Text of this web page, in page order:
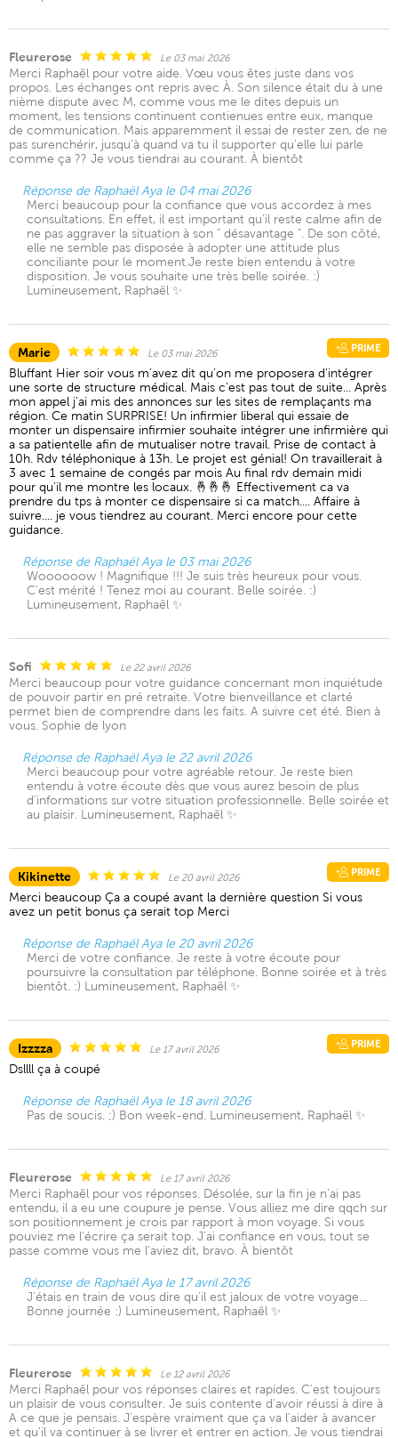
Fleurerose Le 03 mai 2026
Merci Raphaël pour votre aide. Vœu vous êtes juste dans vos
propos. Les échanges ont repris avec À. Son silence était du à une
nième dispute avec M, comme vous me le dites depuis un
moment, les tensions continuent contienues entre eux, manque
de communication. Mais apparemment il essai de rester zen, de ne
pas surenchérir, jusqu'à quand va tu il supporter qu'elle lui parle
comme ça ?? Je vous tiendrai au courant. À bientôt
Réponse de Raphaël Aya le 04 mai 2026
Merci beaucoup pour la confiance que vous accordez à mes
consultations. En effet, il est important qu’il reste calme afin de
ne pas aggraver la situation à son " désavantage ". De son côté,
elle ne semble pas disposée à adopter une attitude plus
conciliante pour le moment.Je reste bien entendu à votre
disposition. Je vous souhaite une très belle soirée. :)
Lumineusement, Raphaël ✨
Marie Le 03 mai 2026 PRIME
Bluffant Hier soir vous m'avez dit qu'on me proposera d'intégrer
une sorte de structure médical. Mais c'est pas tout de suite... Après
mon appel j'ai mis des annonces sur les sites de remplaçants ma
région. Ce matin SURPRISE! Un infirmier liberal qui essaie de
monter un dispensaire infirmier souhaite intégrer une infirmière qui
a sa patientelle afin de mutualiser notre travail. Prise de contact à
10h. Rdv téléphonique à 13h. Le projet est génial! On travaillerait à
3 avec 1 semaine de congés par mois Au final rdv demain midi
pour qu'il me montre les locaux. 🤞🤞🤞 Effectivement ca va
prendre du tps à monter ce dispensaire si ca match.... Affaire à
suivre.... je vous tiendrez au courant. Merci encore pour cette
guidance.
Réponse de Raphaël Aya le 03 mai 2026
Woooooow ! Magnifique !!! Je suis très heureux pour vous.
C'est mérité ! Tenez moi au courant. Belle soirée. :)
Lumineusement, Raphaël ✨
Sofi Le 22 avril 2026
Merci beaucoup pour votre guidance concernant mon inquiétude
de pouvoir partir en pré retraite. Votre bienveillance et clarté
permet bien de comprendre dans les faits. A suivre cet été. Bien à
vous. Sophie de lyon
Réponse de Raphaël Aya le 22 avril 2026
Merci beaucoup pour votre agréable retour. Je reste bien
entendu à votre écoute dès que vous aurez besoin de plus
d'informations sur votre situation professionnelle. Belle soirée et
au plaisir. Lumineusement, Raphaël ✨
Kikinette Le 20 avril 2026 PRIME
Merci beaucoup Ça a coupé avant la dernière question Si vous
avez un petit bonus ça serait top Merci
Réponse de Raphaël Aya le 20 avril 2026
Merci de votre confiance. Je reste à votre écoute pour
poursuivre la consultation par téléphone. Bonne soirée et à très
bientôt. :) Lumineusement, Raphaël ✨
Izzzza Le 17 avril 2026 PRIME
Dsllll ça à coupé
Réponse de Raphaël Aya le 18 avril 2026
Pas de soucis. ;) Bon week-end. Lumineusement, Raphaël ✨
Fleurerose Le 17 avril 2026
Merci Raphaël pour vos réponses. Désolée, sur la fin je n'ai pas
entendu, il a eu une coupure je pense. Vous alliez me dire qqch sur
son positionnement je crois par rapport à mon voyage. Si vous
pouviez me l'écrire ça serait top. J'ai confiance en vous, tout se
passe comme vous me l'aviez dit, bravo. À bientôt
Réponse de Raphaël Aya le 17 avril 2026
J'étais en train de vous dire qu'il est jaloux de votre voyage...
Bonne journée :) Lumineusement, Raphaël ✨
Fleurerose Le 12 avril 2026
Merci Raphaël pour vos réponses claires et rapides. C'est toujours
un plaisir de vous consulter. Je suis contente d'avoir réussi à dire à
A ce que je pensais. J'espère vraiment que ça va l'aider à avancer
et qu'il va continuer à se livrer et entrer en action. Je vous tiendrai